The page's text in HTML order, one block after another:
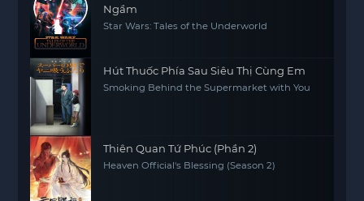
Ngầm
Star Wars: Tales of the Underworld
Hút Thuốc Phía Sau Siêu Thị Cùng Em
Smoking Behind the Supermarket with You
Thiên Quan Tứ Phúc (Phần 2)
Heaven Official's Blessing (Season 2)